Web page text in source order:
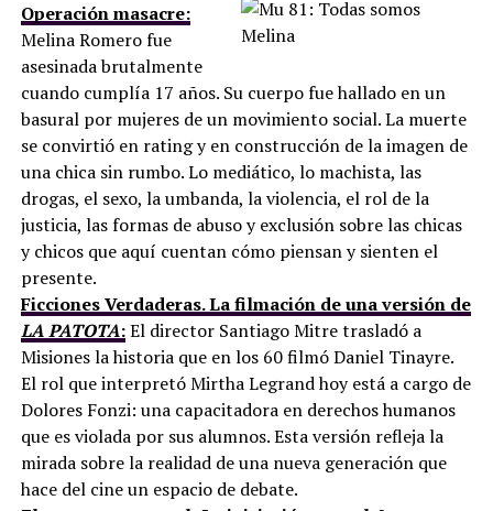
Operación masacre:
Melina Romero fue
asesinada brutalmente
cuando cumplía 17 años. Su cuerpo fue hallado en un
basural por mujeres de un movimiento social. La muerte
se convirtió en rating y en construcción de la imagen de
una chica sin rumbo. Lo mediático, lo machista, las
drogas, el sexo, la umbanda, la violencia, el rol de la
justicia, las formas de abuso y exclusión sobre las chicas
y chicos que aquí cuentan cómo piensan y sienten el
presente.
Ficciones Verdaderas. La filmación de una versión de
LA PATOTA:El director Santiago Mitre trasladó a
Misiones la historia que en los 60 filmó Daniel Tinayre.
El rol que interpretó Mirtha Legrand hoy está a cargo de
Dolores Fonzi: una capacitadora en derechos humanos
que es violada por sus alumnos. Esta versión refleja la
mirada sobre la realidad de una nueva generación que
hace del cine un espacio de debate.